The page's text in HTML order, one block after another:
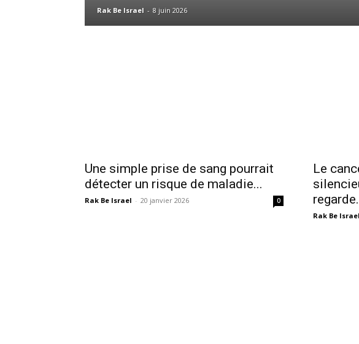
Rak Be Israel - 8 juin 2026
Une simple prise de sang pourrait
détecter un risque de maladie...
Rak Be Israel - 20 janvier 2026 0
Le
Rak Be Israel